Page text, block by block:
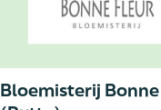
Bloemisterij